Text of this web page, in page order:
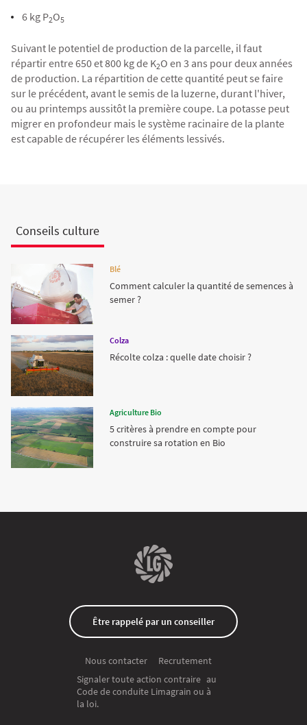
6 kg P2O5
Suivant le potentiel de production de la parcelle, il faut
répartir entre 650 et 800 kg de K2O en 3 ans pour deux années
de production. La répartition de cette quantité peut se faire
sur le précédent, avant le semis de la luzerne, durant l'hiver,
ou au printemps aussitôt la première coupe. La potasse peut
migrer en profondeur mais le système racinaire de la plante
est capable de récupérer les éléments lessivés.
Conseils culture
Blé
Comment calculer la quantité de semences à
semer ?
Colza
Récolte colza : quelle date choisir ?
Agriculture Bio
5 critères à prendre en compte pour
construire sa rotation en Bio
Être rappelé par un conseiller
Nous contacter
Recrutement
Signaler toute action contraire au
Code de conduite Limagrain ou à
la loi.